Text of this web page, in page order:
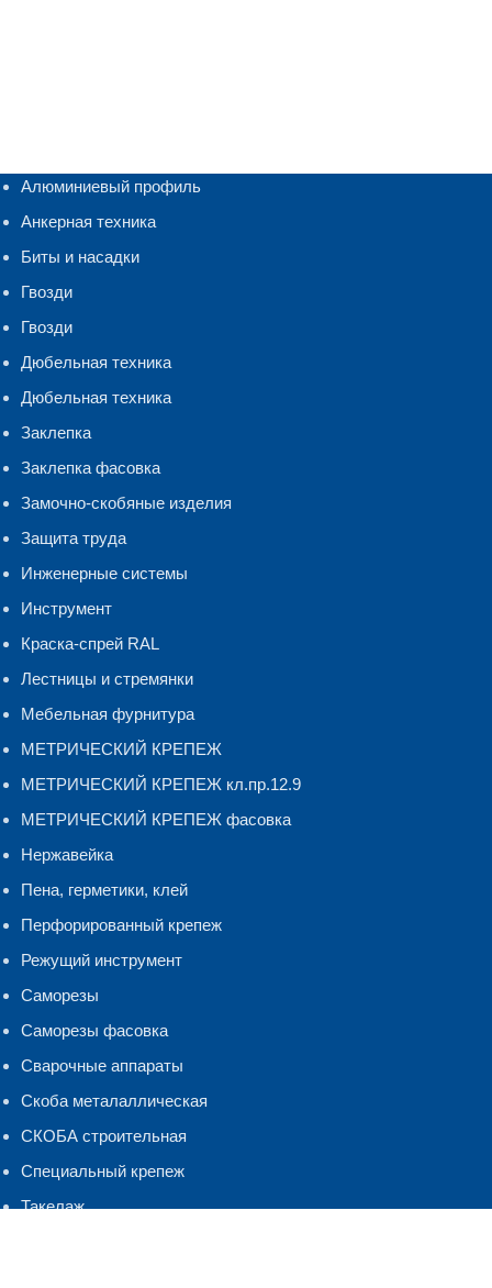
Алюминиевый профиль
Анкерная техника
Биты и насадки
Гвозди
Гвозди
Дюбельная техника
Дюбельная техника
Заклепка
Заклепка фасовка
Замочно-скобяные изделия
Защита труда
Инженерные системы
Инструмент
Краска-спрей RAL
Лестницы и стремянки
Мебельная фурнитура
МЕТРИЧЕСКИЙ КРЕПЕЖ
МЕТРИЧЕСКИЙ КРЕПЕЖ кл.пр.12.9
МЕТРИЧЕСКИЙ КРЕПЕЖ фасовка
Нержавейка
Пена, герметики, клей
Перфорированный крепеж
Режущий инструмент
Саморезы
Саморезы фасовка
Сварочные аппараты
Скоба металаллическая
СКОБА строительная
Специальный крепеж
Такелаж